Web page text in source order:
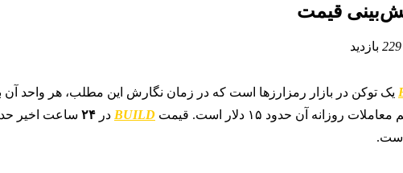
229 بازدید
یک توکن در بازار رمزارزها است که در زمان نگارش این مطلب، هر واحد آن با قیمت حدود ۰.۰۰۰۰۳۷ دلار معامله می‌شود. این
روزانه آن حدود ۱۵ دلار است. قیمت BUILD در ۲۴ ساعت اخیر
است.